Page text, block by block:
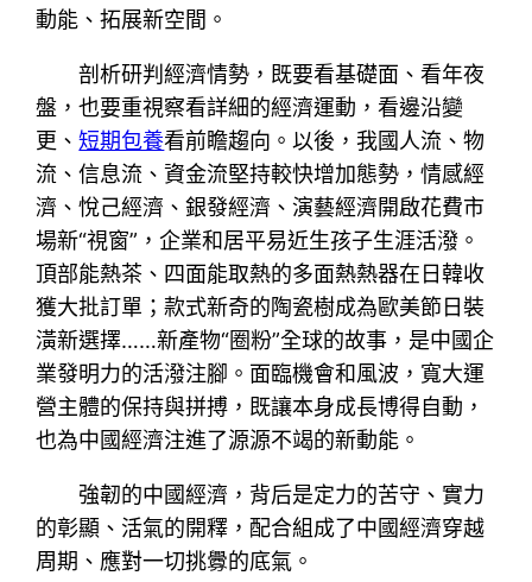
動能、拓展新空間。
剖析研判經濟情勢，既要看基礎面、看年夜
盤，也要重視察看詳細的經濟運動，看邊沿變
更、短期包養看前瞻趨向。以後，我國人流、物
流、信息流、資金流堅持較快增加態勢，情感經
濟、悅己經濟、銀發經濟、演藝經濟開啟花費市
場新“視窗”，企業和居平易近生孩子生涯活潑。
頂部能熱茶、四面能取熱的多面熱熱器在日韓收
獲大批訂單；款式新奇的陶瓷樹成為歐美節日裝
潢新選擇……新產物“圈粉”全球的故事，是中國企
業發明力的活潑注腳。面臨機會和風波，寬大運
營主體的保持與拼搏，既讓本身成長博得自動，
也為中國經濟注進了源源不竭的新動能。
強韌的中國經濟，背后是定力的苦守、實力
的彰顯、活氣的開釋，配合組成了中國經濟穿越
周期、應對一切挑釁的底氣。